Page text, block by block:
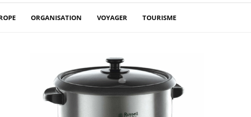
ORGANISATION VOYAGER TOURISME